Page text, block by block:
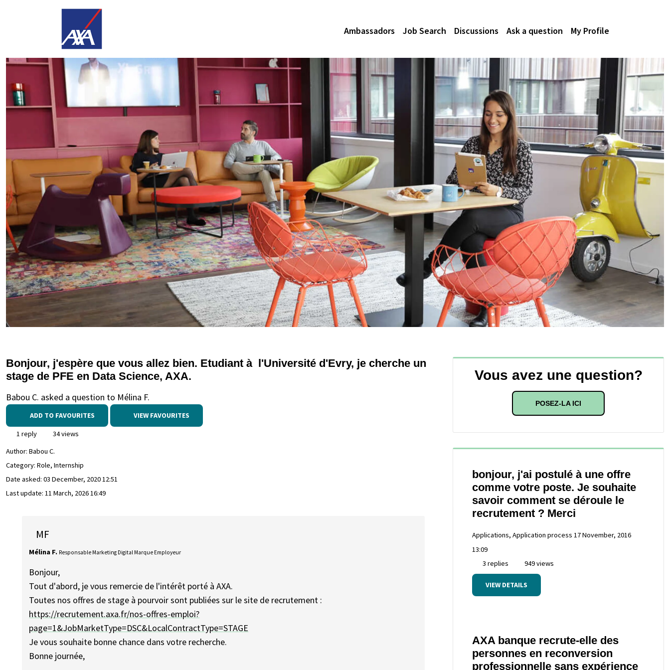
Ambassadors Job Search Discussions Ask a question My Profile
Bonjour, j'espère que vous allez bien. Etudiant à l'Université d'Evry, je cherche un
stage de PFE en Data Science, AXA.
Babou C. asked a question to Mélina F.
ADD TO FAVOURITES VIEW FAVOURITES
1 reply
34 views
Author: Babou C.
Category: Role, Internship
Date asked: 03 December, 2020 12:51
Last update: 11 March, 2026 16:49
MF
Mélina F. Responsable Marketing Digital Marque Employeur
Bonjour,
Tout d'abord, je vous remercie de l'intérêt porté à AXA.
Toutes nos offres de stage à pourvoir sont publiées sur le site de recrutement :
https://recrutement.axa.fr/nos-offres-emploi?
page=1&JobMarketType=DSC&LocalContractType=STAGE
Je vous souhaite bonne chance dans votre recherche.
Bonne journée,
Vous avez une question?
POSEZ-LA ICI
bonjour, j'ai postulé à une offre
comme votre poste. Je souhaite
savoir comment se déroule le
recrutement ? Merci
Applications, Application process 17 November, 2016
13:09
3 replies
949 views
VIEW DETAILS
AXA banque recrute-elle des
personnes en reconversion
professionnelle sans expérience